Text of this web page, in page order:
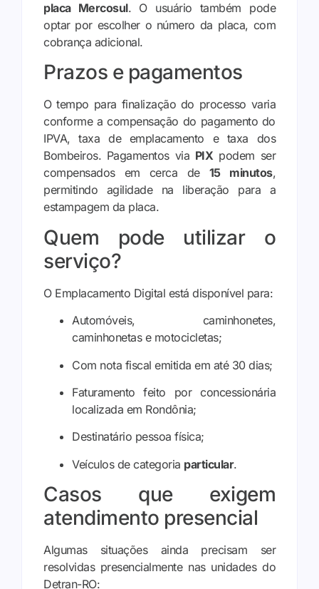
placa Mercosul. O usuário também pode
optar por escolher o número da placa, com
cobrança adicional.
Prazos e pagamentos
O tempo para finalização do processo varia
conforme a compensação do pagamento do
IPVA, taxa de emplacamento e taxa dos
Bombeiros. Pagamentos via PIX podem ser
compensados em cerca de 15 minutos,
permitindo agilidade na liberação para a
estampagem da placa.
Quem pode utilizar o
serviço?
O Emplacamento Digital está disponível para:
Automóveis, caminhonetes,
caminhonetas e motocicletas;
Com nota fiscal emitida em até 30 dias;
Faturamento feito por concessionária
localizada em Rondônia;
Destinatário pessoa física;
Veículos de categoria particular.
Casos que exigem
atendimento presencial
Algumas situações ainda precisam ser
resolvidas presencialmente nas unidades do
Detran-RO: